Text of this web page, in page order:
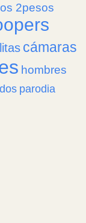
2pesos
cámaras
hombres
parodia